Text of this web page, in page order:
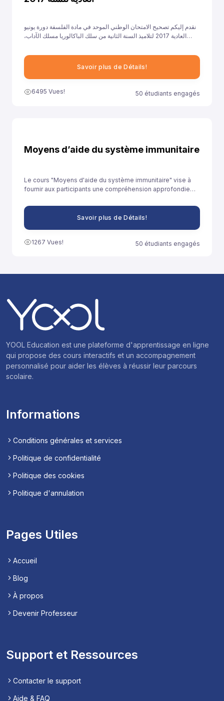
نقدم إليكم تصحيح الامتحان الوطني الموحد في مادة الفلسفة دورة يونيو
العادية 2017 لتلاميذ السنة الثانية من سلك الباكالوريا مسلك الآداب،
باكالوريا آداب على الاستعداد الجيد لخوض غمار الامتحانات الوطنية
Savoir plus de Détails!
6495 Vues! 50 étudiants engagés
Moyens d’aide du système immunitaire
Le cours "Moyens d'aide du système immunitaire" vise à
fournir aux participants une compréhension approfondie
pour renforcer le système immunitaire et promouvoir la
Savoir plus de Détails!
1267 Vues! 50 étudiants engagés
YOOL Education est une plateforme d'apprentissage en ligne
qui propose des cours interactifs et un accompagnement
personnalisé pour aider les élèves à réussir leur parcours
scolaire.
Informations
Conditions générales et services
Politique de confidentialité
Politique des cookies
Politique d'annulation
Pages Utiles
Accueil
Blog
À propos
Devenir Professeur
Support et Ressources
Contacter le support
Aide & FAQ